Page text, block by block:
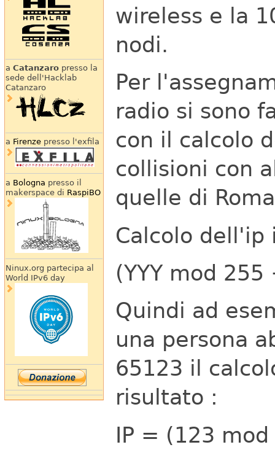
a Catanzaropresso la
sede dell'Hacklab
Catanzaro
a Firenzepresso l'exfila
a Bologna presso il
makerspace di RaspiBO
Ninux.org partecipa al
World IPv6 day
wireless e la
nodi.
Per
radio si sono
con il calcolo
collisioni con
quelle di
Calcolo dell'ip
(YYY mod
Quindi ad
una persona
65123 il
risultato :
IP = (123